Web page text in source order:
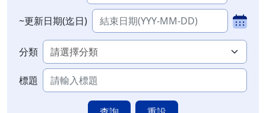
~更新日期(迄日)
分類
標題